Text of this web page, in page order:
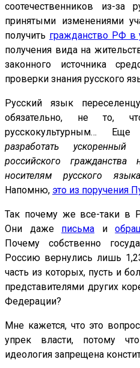
соотечественников из-за
принятыми изменениями
получить гражданство РФ в
получения вида на
законного источника
проверки знания русского
Русский язык
обязательно, не то,
русскокультурным…
разработать ускоренный
российского гражданства
носителям русского
Напомню, это из поручения
Так почему же все-таки в
Они даже письма и
Почему собственно
Россию вернулись лишь
часть из которых, пусть и
представителями других
Федерации?
Мне кажется, что это
упрек власти, потому
идеология запрещена